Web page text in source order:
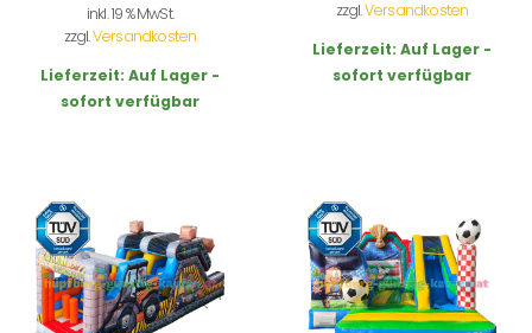
inkl. 19 % MwSt.
zzgl.Versandkosten
Lieferzeit: Auf Lager -
sofort verfügbar
zzgl.Versandkosten
Lieferzeit: Auf Lager -
sofort verfügbar